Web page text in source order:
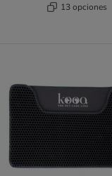
13 opciones